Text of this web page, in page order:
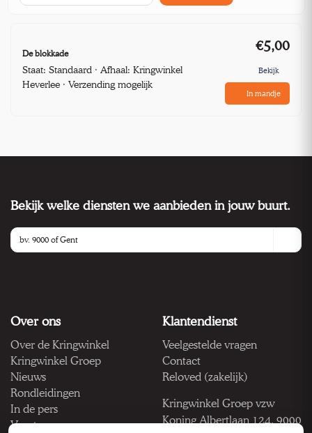
De blokkade
Staat: Standaard · Afhaal: Kringwinkel
Heverlee · Verzending mogelijk
€5,00
Bekijk
In mandje
Bekijk welke diensten we aanbieden in jouw buurt.
Over ons
Over de Kringwinkel
Kringwinkel Groep
Nieuws
Rondleidingen
In de pers
Vacatures
Klantendienst
Veelgestelde vragen
Contact
Reloved (zakelijk)
Kringwinkel Groep vzw
Koning Albertlaan 124, 9000